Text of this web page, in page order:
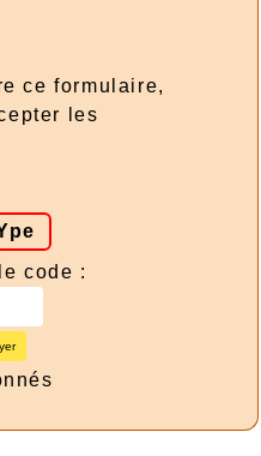
ce formulaire,
les
code :